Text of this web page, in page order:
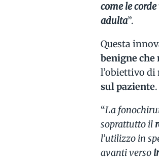
come le
adulta”.
Questa
benigne che
l’obiettivo di
sul paziente.
“La
soprattutto il
l’utilizzo in
avanti verso